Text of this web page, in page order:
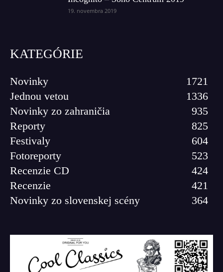
19. novembra 2019
KATEGÓRIE
Novinky
1721
Jednou vetou
1336
Novinky zo zahraničia
935
Reporty
825
Festivaly
604
Fotoreporty
523
Recenzie CD
424
Recenzie
421
Novinky zo slovenskej scény
364